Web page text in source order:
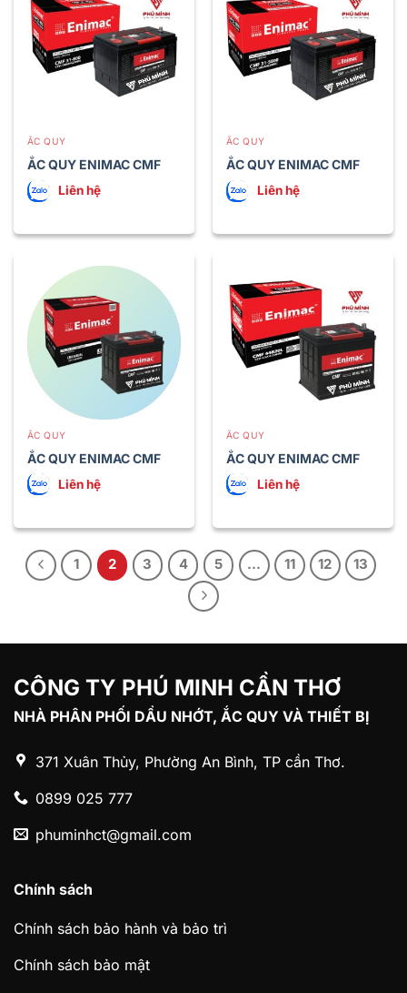
ẮC QUY
ẮC QUY ENIMAC CMF
31-800 (100Ah Cọc chì)
Liên hệ
ẮC QUY
ẮC QUY ENIMAC CMF
31-S800 (100Ah Cọc vít)
Liên hệ
ẮC QUY
ẮC QUY ENIMAC CMF
36B20L (35Ah)
Liên hệ
ẮC QUY
ẮC QUY ENIMAC CMF
44B20L (43AH)
Liên hệ
1 2 3 4 5 … 11 12 13
CÔNG TY PHÚ MINH CẦN THƠ
NHÀ PHÂN PHỐI DẦU NHỚT, ẮC QUY VÀ THIẾT BỊ
371 Xuân Thủy, Phường An Bình, TP cần Thơ.
0899 025 777
phuminhct@gmail.com
Chính sách
Chính sách bảo hành và bảo trì
Chính sách bảo mật